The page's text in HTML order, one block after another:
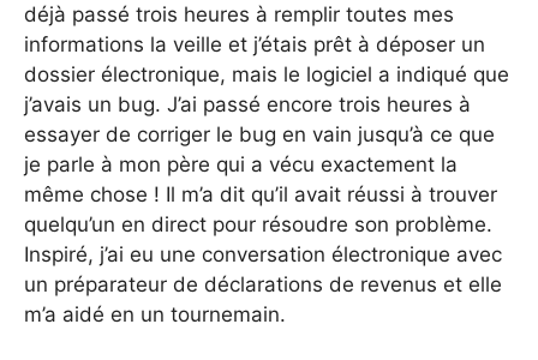
déjà passé trois heures à remplir toutes mes
informations la veille et j’étais prêt à déposer un
dossier électronique, mais le logiciel a indiqué que
j’avais un bug. J’ai passé encore trois heures à
essayer de corriger le bug en vain jusqu’à ce que
je parle à mon père qui a vécu exactement la
même chose ! Il m’a dit qu’il avait réussi à trouver
quelqu’un en direct pour résoudre son problème.
Inspiré, j’ai eu une conversation électronique avec
un préparateur de déclarations de revenus et elle
m’a aidé en un tournemain.